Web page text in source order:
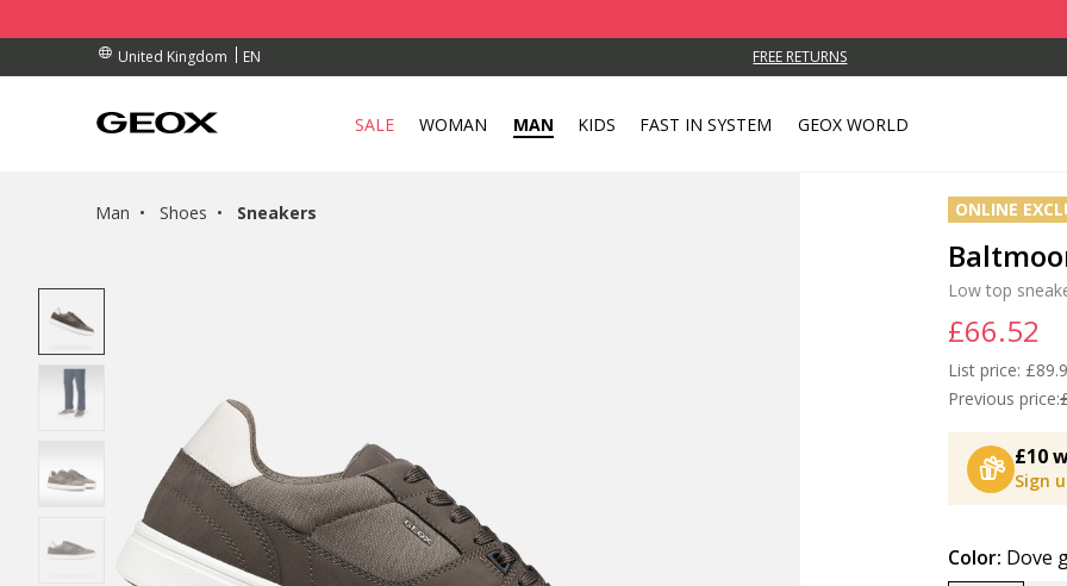
United Kingdom EN
OVER £ 75.00 FREE RETURNS
COLLECTION POINT.
OVER £ 75.00
SALE WOMAN MAN KIDS FAST IN SYSTEM GEOX WORLD
Man Shoes Sneakers ONLINE
Low top
Previous price:
List price:
£66.52
£10
Sign
Color: Dove